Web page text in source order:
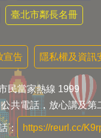
臺北市鄰長名冊
宣告 隱私權及資訊
民當家熱線 1999
共電話，放心講及第
： https://reurl.cc/